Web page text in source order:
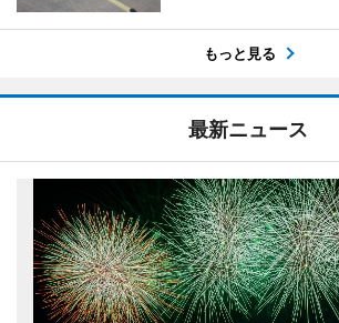
もっと見る
最新ニュース